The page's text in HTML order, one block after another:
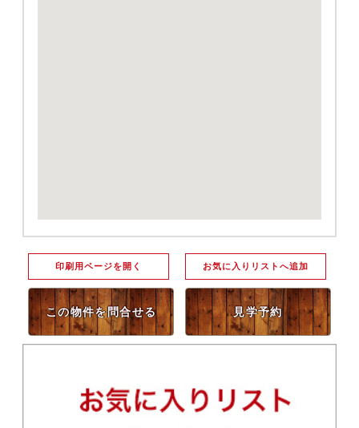
印刷用ページを開く お気に入りリストへ追加
この物件を問合せる 見学予約